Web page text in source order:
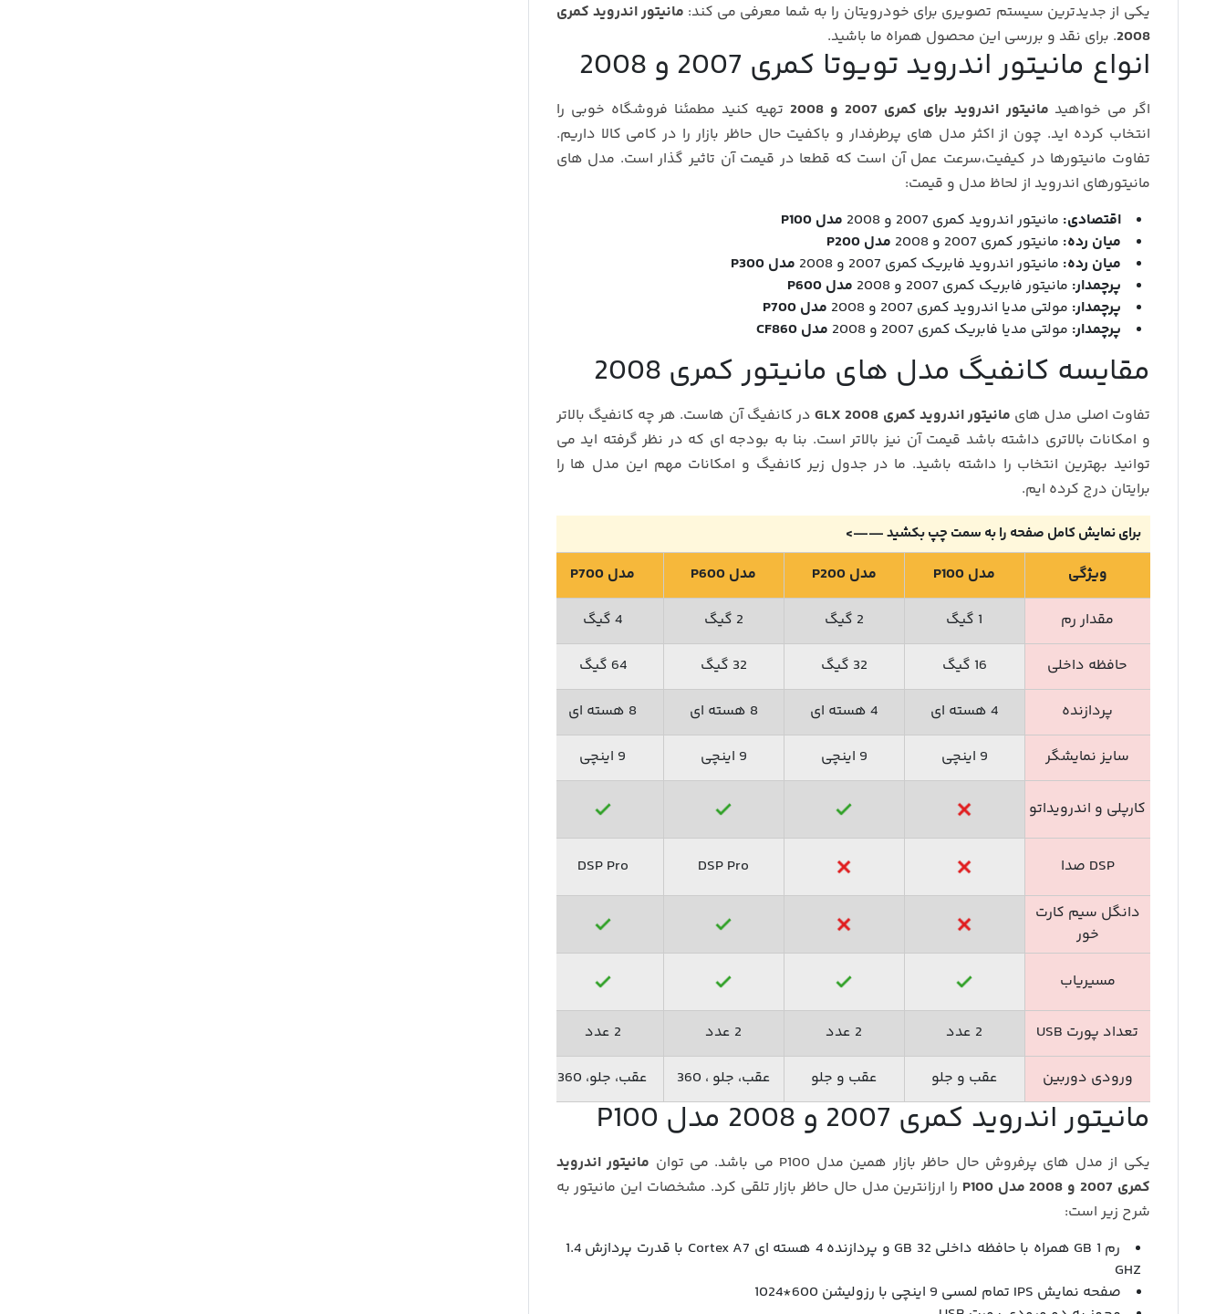
یکی از جدیدترین سیستم تصویری برای خودرویتان را به شما معرفی می کند: مانیتور اندروید کمری
2008. برای نقد و بررسی این محصول همراه ما باشید.
انواع مانیتور اندروید تویوتا کمری 2007 و 2008
اگر می خواهید مانیتور اندروید برای کمری 2007 و 2008
تهیه کنید مطمئنا فروشگاه خوبی را
انتخاب کرده اید. چون از اکثر مدل های پرطرفدار و باکفیت حال حاظر بازار را در کامی کالا داریم.
تفاوت مانیتورها در کیفیت،سرعت عمل آن است که قطعا در قیمت آن تاثیر گذار است. مدل های
مانیتورهای اندروید از لحاظ مدل و قیمت:
اقتصادی: مانیتور اندروید کمری 2007 و 2008
مدل P100
میان رده: مانیتور کمری 2007 و 2008
مدل P200
میان رده: مانیتور اندروید فابریک کمری 2007 و 2008
مدل P300
پرچمدار: مانیتور فابریک کمری 2007 و 2008
مدل P600
پرچمدار: مولتی مدیا اندروید کمری 2007 و 2008
مدل P700
پرچمدار: مولتی مدیا فابریک کمری 2007 و 2008 مدل CF860
مقایسه کانفیگ مدل های مانیتور کمری 2008
تفاوت اصلی مدل های مانیتور اندروید کمری 2008 GLX
در کانفیگ آن هاست. هر چه کانفیگ بالاتر
و امکانات بالاتری داشته باشد قیمت آن نیز بالاتر است. بنا به بودجه ای که در نظر گرفته اید می
توانید بهترین انتخاب را داشته باشید. ما در جدول زیر کانفیگ و امکانات مهم این مدل ها را
برایتان درج کرده ایم.
برای نمایش کامل صفحه را به سمت چپ بکشید ——>
ویژگی مدل P100 مدل P200 مدل P600 مدل P700
مقدار رم
1 گیگ 2 گیگ 2 گیگ 4 گیگ
حافظه داخلی
16 گیگ 32 گیگ 32 گیگ 64 گیگ
پردازنده
4 هسته ای 4 هسته ای 8 هسته ای 8 هسته ای
سایز نمایشگر
9 اینچی 9 اینچی 9 اینچی 9 اینچی
کارپلی و اندرویداتو
DSP صدا DSP Pro
DSP Pro
دانگل سیم کارت
خور
مسیریاب
تعداد پورت USB 2 عدد 2 عدد 2 عدد 2 عدد
ورودی دوربین
عقب و جلو عقب و جلو عقب، جلو ، 360 عقب، جلو، 360
مانیتور اندروید کمری 2007 و 2008 مدل P100
یکی از مدل های پرفروش حال حاظر بازار همین مدل P100 می باشد. می توان
مانیتور اندروید
کمری 2007 و 2008 مدل P100
را ارزانترین مدل حال حاظر بازار تلقی کرد. مشخصات این مانیتور به
شرح زیر است:
رم 1 GB همراه با حافظه داخلی 32 GB و پردازنده 4 هسته ای Cortex A7 با قدرت پردازش 1.4
GHZ
صفحه نمایش IPS تمام لمسی 9 اینچی با رزولیشن 600*1024